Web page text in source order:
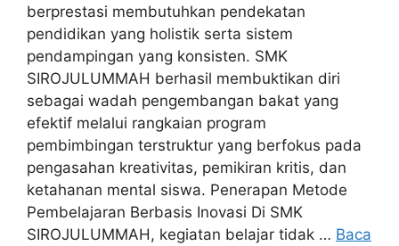
berprestasi membutuhkan pendekatan
pendidikan yang holistik serta sistem
pendampingan yang konsisten. SMK
SIROJULUMMAH berhasil membuktikan diri
sebagai wadah pengembangan bakat yang
efektif melalui rangkaian program
pembimbingan terstruktur yang berfokus pada
pengasahan kreativitas, pemikiran kritis, dan
ketahanan mental siswa. Penerapan Metode
Pembelajaran Berbasis Inovasi Di SMK
SIROJULUMMAH, kegiatan belajar tidak … Baca